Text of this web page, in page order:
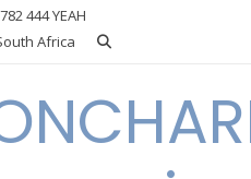
444 YEAH
Africa